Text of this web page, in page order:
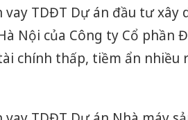
vay TDĐT Dự án đầu tư
Nội của Công ty Cổ phần
chính thấp, tiềm ẩn